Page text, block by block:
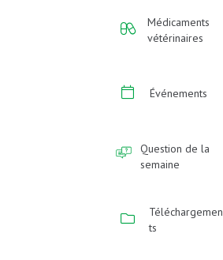
Médicaments
vétérinaires
Événements
Question de la
semaine
Téléchargemen
ts